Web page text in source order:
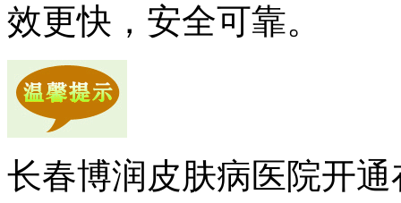
效更快，安全可靠。
长春博润皮肤病医院开